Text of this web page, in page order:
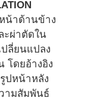
น้าด้านข้าง
ะผ่าตัดใน
ลี่ยนแปลง
โดยอ้างอิง
ปหน้าหลัง
ามสัมพันธ์